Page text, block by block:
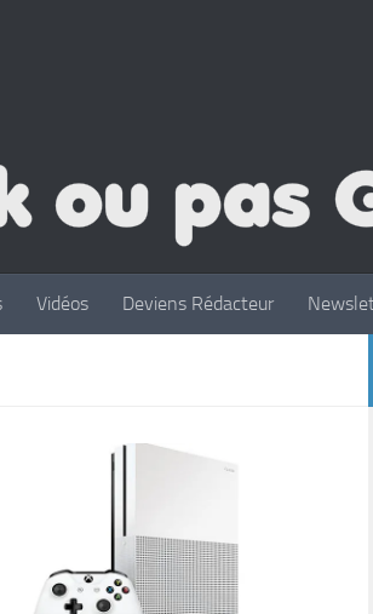
Vidéos Deviens Rédacteur